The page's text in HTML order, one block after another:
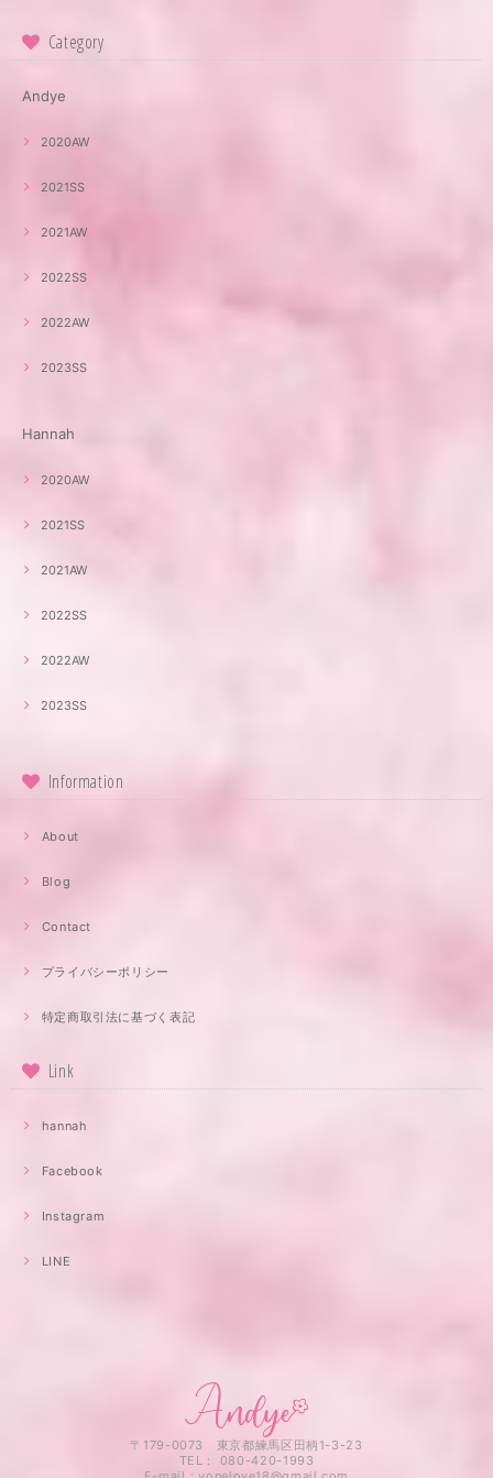
Category
Andye
2020AW
2021SS
2021AW
2022SS
2022AW
2023SS
Hannah
2020AW
2021SS
2021AW
2022SS
2022AW
2023SS
Information
About
Blog
Contact
プライバシーポリシー
特定商取引法に基づく表記
Link
hannah
Facebook
Instagram
LINE
〒179-0073 東京都練馬区田柄1-3-23
TEL： 080-420-1993